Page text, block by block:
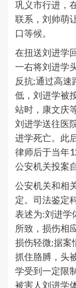
巩义市行进，
联系，刘帅萌
口等候。
在扭送刘进学
一右将刘进学
反抗;通过高速
低，刘进学被
站时，康文庆
刘进学送往医
进学死亡。此
律师后于当年
公安机关投案
公安机关和相
定。司法鉴定
表述为:刘进学
所致，损伤相
损伤轻微;据案
抓住胳膊，头
学受到一定限
被害人刘进学